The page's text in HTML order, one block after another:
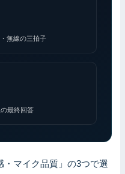
無線の三拍子
最終回答
マイク品質」の3つで選